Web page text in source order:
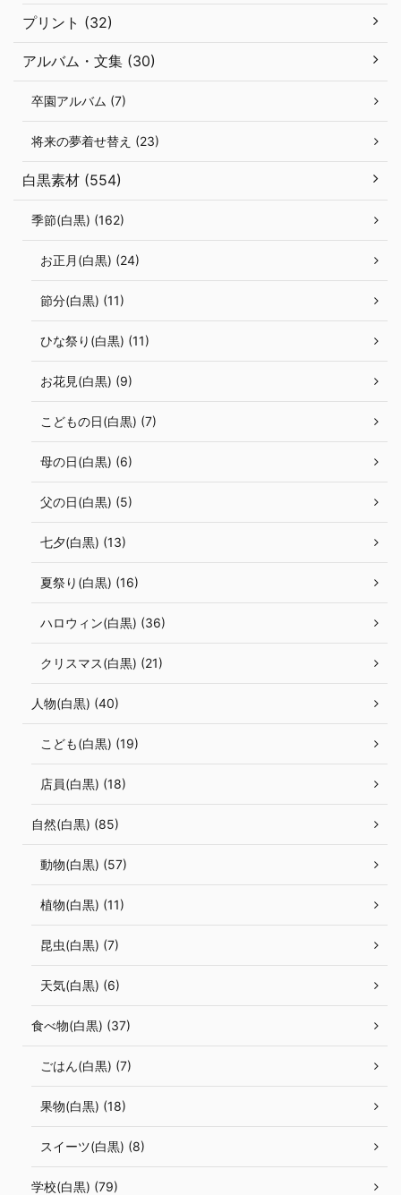
プリント (32)
アルバム・文集 (30)
卒園アルバム (7)
将来の夢着せ替え (23)
白黒素材 (554)
季節(白黒) (162)
お正月(白黒) (24)
節分(白黒) (11)
ひな祭り(白黒) (11)
お花見(白黒) (9)
こどもの日(白黒) (7)
母の日(白黒) (6)
父の日(白黒) (5)
七夕(白黒) (13)
夏祭り(白黒) (16)
ハロウィン(白黒) (36)
クリスマス(白黒) (21)
人物(白黒) (40)
こども(白黒) (19)
店員(白黒) (18)
自然(白黒) (85)
動物(白黒) (57)
植物(白黒) (11)
昆虫(白黒) (7)
天気(白黒) (6)
食べ物(白黒) (37)
ごはん(白黒) (7)
果物(白黒) (18)
スイーツ(白黒) (8)
学校(白黒) (79)